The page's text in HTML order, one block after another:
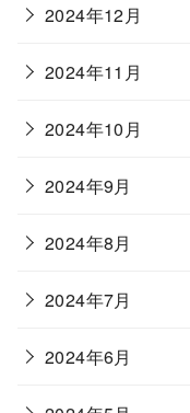
2024年12月
2024年11月
2024年10月
2024年9月
2024年8月
2024年7月
2024年6月